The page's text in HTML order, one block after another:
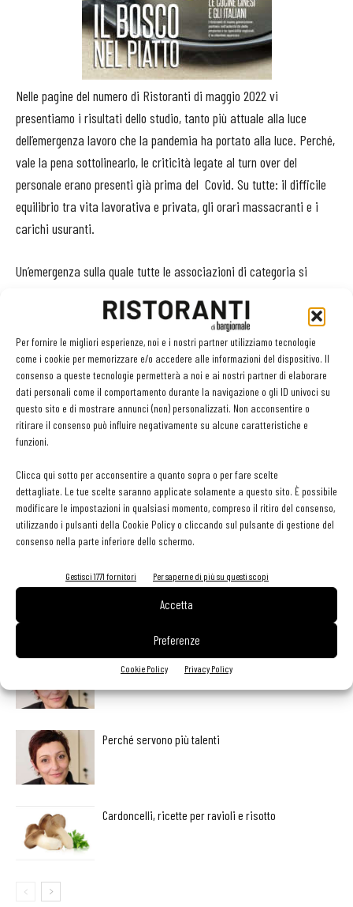
Per fornire le migliori esperienze, noi e i nostri partner utilizziamo tecnologie
come i cookie per memorizzare e/o accedere alle informazioni del dispositivo. Il
consenso a queste tecnologie permetterà a noi e ai nostri partner di elaborare
dati personali come il comportamento durante la navigazione o gli ID univoci su
questo sito e di mostrare annunci (non) personalizzati. Non acconsentire o
ritirare il consenso può influire negativamente su alcune caratteristiche e
funzioni.
Clicca qui sotto per acconsentire a quanto sopra o per fare scelte
dettagliate. Le tue scelte saranno applicate solamente a questo sito. È possibile
modificare le impostazioni in qualsiasi momento, compreso il ritiro del consenso,
utilizzando i pulsanti della Cookie Policy o cliccando sul pulsante di gestione del
consenso nella parte inferiore dello schermo.
Gestisci 1771 fornitori Per saperne di più su questi scopi
Accetta
Preferenze
Cookie Policy Privacy Policy
Nelle pagine del numero di Ristoranti di maggio 2022 vi
presentiamo i risultati dello studio, tanto più attuale alla luce
dell’emergenza lavoro che la pandemia ha portato alla luce. Perché,
vale la pena sottolinearlo, le criticità legate al turn over del
personale erano presenti già prima del Covid. Su tutte: il difficile
equilibrio tra vita lavorativa e privata, gli orari massacranti e i
carichi usuranti.
Un’emergenza sulla quale tutte le associazioni di categoria si
200 cuochi hanno iniziato a riflettere insieme su regole di ingaggio
e condizioni di lavoro per aiutare i giovani ad accedere con
passione alla professione. Spunti e riflessioni per la redazione di
un manifesto della figura professionale di cuoco. Per continuare a
esserci, come categoria e come persone.
Facebook Twitter
Non è colpa della pasta in bianco
Perché servono più talenti
Cardoncelli, ricette per ravioli e risotto